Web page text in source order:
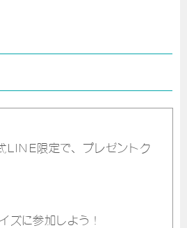
LINE限定で、プレゼントク
ズに参加しよう！